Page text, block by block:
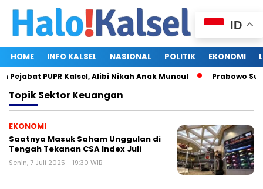
HOME INFO KALSEL NASIONAL POLITIK EKONOMI
PUPR Kalsel, Alibi Nikah Anak Muncul Prabowo
TopikSektor Keuangan
EKONOMI
Saatnya Masuk Saham Unggulan di
Tengah Tekanan CSA Index Juli
Senin, 7 Juli 2025 - 19:30 WIB
ID